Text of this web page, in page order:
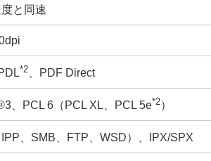
と同速
*2 、PDF Direct
、PCL 6（PCL XL、PCL 5e*2）
IPP、SMB、FTP、WSD）、IPX/SPX